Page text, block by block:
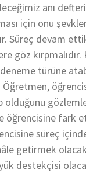
anı
için onu
Süreç devam
göz
deneme türüne
öğrencisine fark
süreç
getirmek
destekçisi